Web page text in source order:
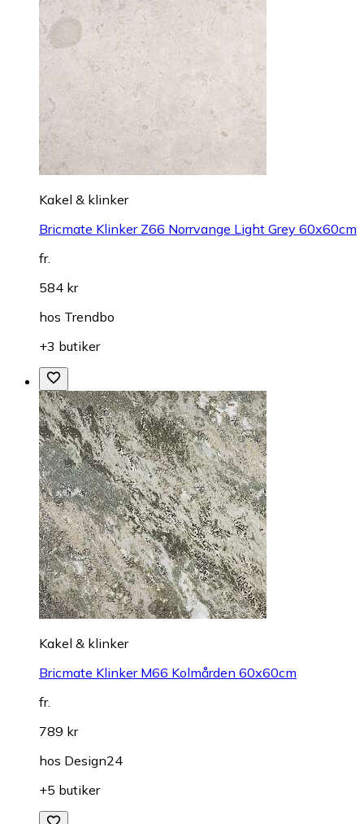
Kakel & klinker
Bricmate Klinker Z66 Norrvange Light Grey 60x60cm
fr.
584 kr
hos Trendbo
+3 butiker
Kakel & klinker
Bricmate Klinker M66 Kolmården 60x60cm
fr.
789 kr
hos Design24
+5 butiker